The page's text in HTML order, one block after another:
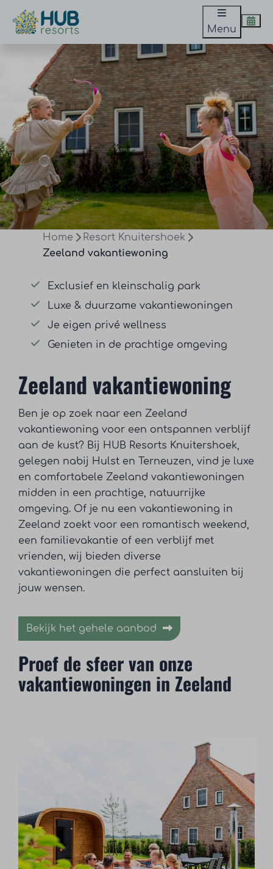
Menu
Home
Resort Knuitershoek
Zeeland vakantiewoning
Exclusief en kleinschalig park
Luxe & duurzame vakantiewoningen
Je eigen privé wellness
Genieten in de prachtige omgeving
Zeeland vakantiewoning
Ben je op zoek naar een Zeeland
vakantiewoning voor een ontspannen verblijf
aan de kust? Bij HUB Resorts Knuitershoek,
gelegen nabij Hulst en Terneuzen, vind je luxe
en comfortabele Zeeland vakantiewoningen
midden in een prachtige, natuurrijke
omgeving. Of je nu een vakantiewoning in
Zeeland zoekt voor een romantisch weekend,
een familievakantie of een verblijf met
vrienden, wij bieden diverse
vakantiewoningen die perfect aansluiten bij
jouw wensen.
Bekijk het gehele aanbod
Proef de sfeer van onze
vakantiewoningen in Zeeland